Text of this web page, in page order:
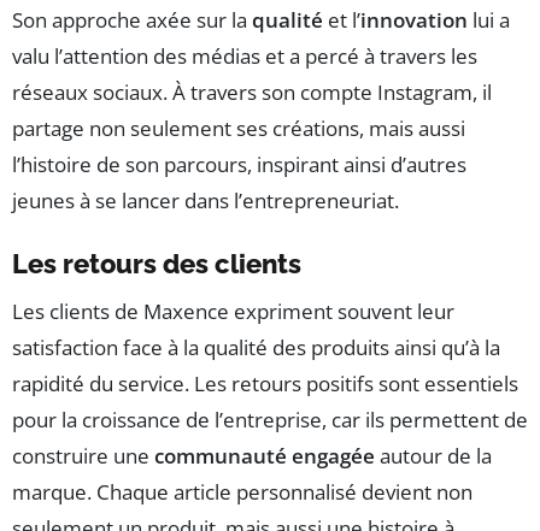
Son approche axée sur la qualité et l’innovation lui a
valu l’attention des médias et a percé à travers les
réseaux sociaux. À travers son compte Instagram, il
partage non seulement ses créations, mais aussi
l’histoire de son parcours, inspirant ainsi d’autres
jeunes à se lancer dans l’entrepreneuriat.
Les retours des clients
Les clients de Maxence expriment souvent leur
satisfaction face à la qualité des produits ainsi qu’à la
rapidité du service. Les retours positifs sont essentiels
pour la croissance de l’entreprise, car ils permettent de
construire une communauté engagée autour de la
marque. Chaque article personnalisé devient non